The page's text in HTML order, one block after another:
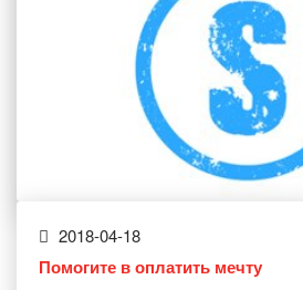
2018-04-18
Помогите в оплатить мечту